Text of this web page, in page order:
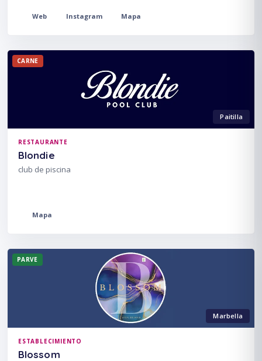
Web Instagram Mapa
Paitilla
CARNE
RESTAURANTE
Blondie
club de piscina
Mapa
Marbella
PARVE
ESTABLECIMIENTO
Blossom